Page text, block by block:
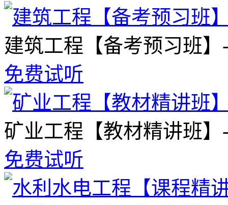
建筑工程【备考预习班】
免费试听
矿业工程【教材精讲班
免费试听